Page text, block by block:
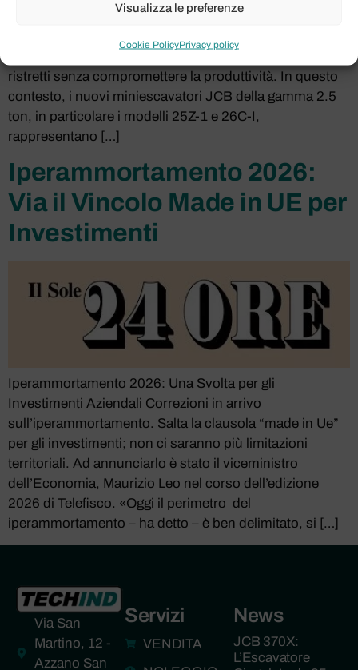
Visualizza le preferenze
Cookie PolicyPrivacy policy
l’articolo: Il settore delle costruzioni e del movimento
ristretti senza compromettere la produttività. In questo
contesto, i nuovi miniescavatori JCB della gamma 2.5
ton, in particolare i modelli 25Z-1 e 26C-I,
rappresentano […]
Iperammortamento 2026:
Via il Vincolo Made in UE per
Investimenti
Iperammortamento 2026: Una Svolta per gli
Investimenti Aziendali Correzioni in arrivo
sull’iperammortamento. Salta la clausola “made in Ue”
per gli investimenti; non ci saranno più limitazioni
territoriali. Ad annunciarlo è stato il viceministro
dell’Economia, Maurizio Leo nel corso dell’edizione
2026 di Telefisco. «Oggi il perimetro del
iperammortamento – ha detto – è ben delimitato, si […]
Via San
Martino, 12 -
Azzano San
Servizi
VENDITA
News
JCB 370X:
L’Escavatore